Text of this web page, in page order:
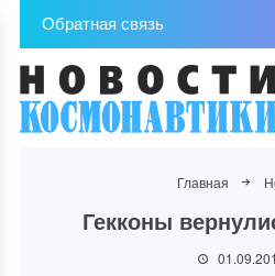
Обратная связь
Главная
Гекконы